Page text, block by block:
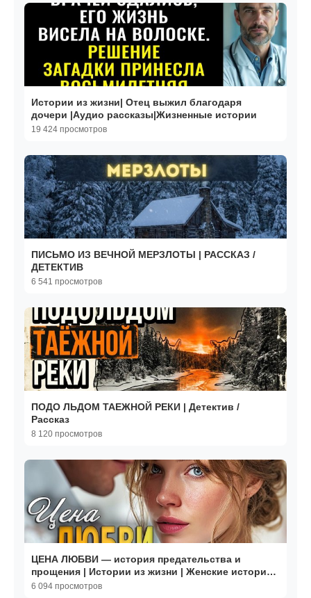
Истории из жизни| Отец выжил благодаря
дочери |Аудио рассказы|Жизненные истории
19 424 просмотров
ПИСЬМО ИЗ ВЕЧНОЙ МЕРЗЛОТЫ | РАССКАЗ /
ДЕТЕКТИВ
6 541 просмотров
ПОДО ЛЬДОМ ТАЕЖНОЙ РЕКИ | Детектив /
Рассказ
8 120 просмотров
ЦЕНА ЛЮБВИ — история предательства и
прощения | Истории из жизни | Женские истории |
Аудиорассказ
6 094 просмотров